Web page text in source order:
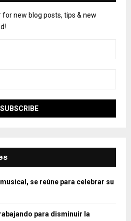
new blog posts, tips & new
se reúne para celebrar su
para disminuir la